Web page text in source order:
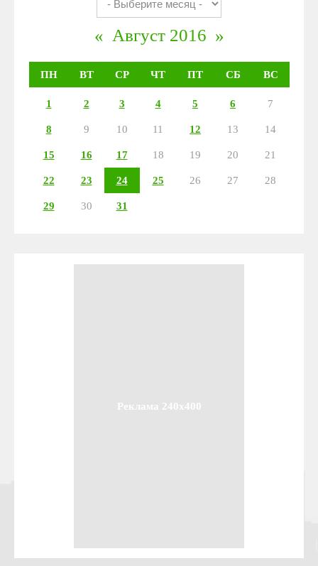
« Август 2016 »
ПН ВТ СР ЧТ ПТ СБ ВС
1 2 3 4 5 6 7
8 9 10 11 12 13 14
15 16 17 18 19 20 21
22 23 24 25 26 27 28
29 30 31
Реклама 240x400